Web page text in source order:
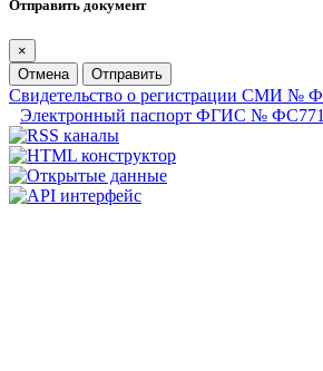
Отправить документ
×
Отмена
Отправить
Свидетельство о регистрации СМИ №
Электронный паспорт ФГИС №